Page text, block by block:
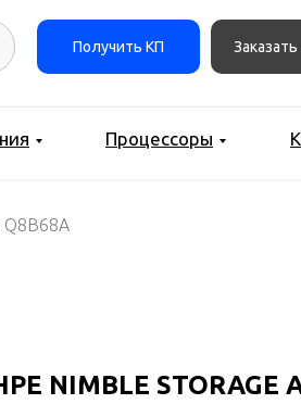
Получить КП
Процессоры
Q8B68A
NIMBLE STORAGE